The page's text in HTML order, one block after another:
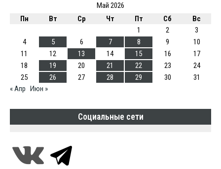
Май 2026
Пн
Вт Ср Чт Пт Сб
Вс
1
2
3
4
5 6 7 8 9
10
11
12 13 14 15 16
17
18
19 20 21 22 23
24
25
26 27 28 29 30
31
« Апр Июн »
Социальные сети